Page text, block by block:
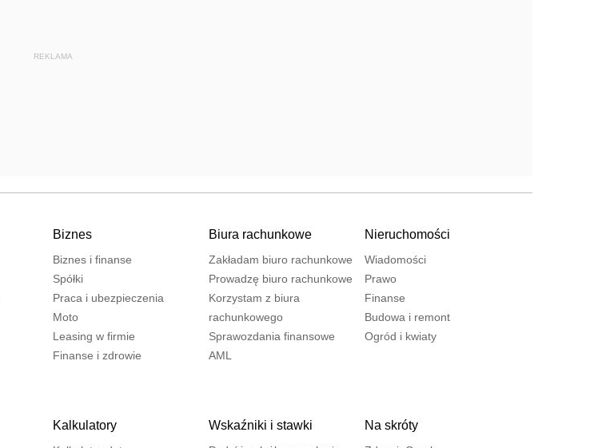
REKLAMA
Biznes
Biznes i finanse
Spółki
Praca i ubezpieczenia
Moto
Leasing w firmie
Finanse i zdrowie
Biura rachunkowe
Zakładam biuro rachunkowe
Prowadzę biuro rachunkowe
Korzystam z biura
rachunkowego
Sprawozdania finansowe
AML
Nieruchomości
Wiadomości
Prawo
Finanse
Budowa i remont
Ogród i kwiaty
Kalkulatory Wskaźniki i stawki Na skróty